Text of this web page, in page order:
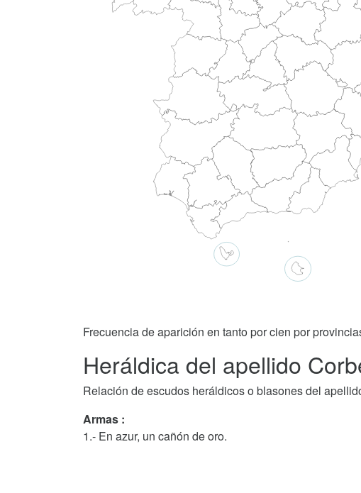
Frecuencia de aparición en tanto por cien por
Heráldica del apellido
Relación de escudos heráldicos o blasones del
Armas :
1.- En azur, un cañón de oro.